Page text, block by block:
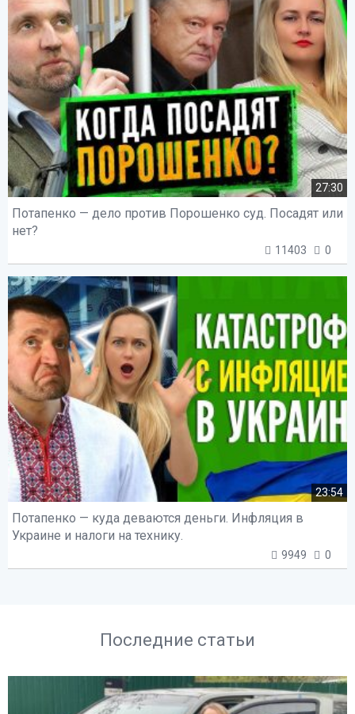
27:30
Потапенко — дело против Порошенко суд. Посадят или
нет?
11403 0
23:54
Потапенко — куда деваются деньги. Инфляция в
Украине и налоги на технику.
9949 0
Последние статьи